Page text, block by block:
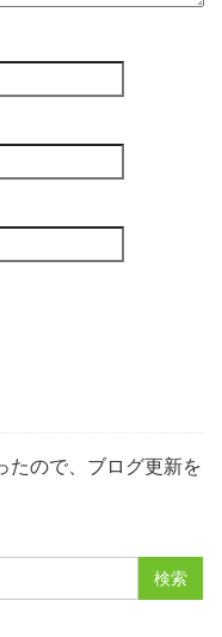
たので、ブログ更新を